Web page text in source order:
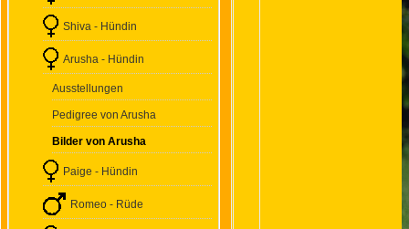
Shiva - Hündin
Arusha - Hündin
Ausstellungen
Pedigree von Arusha
Bilder von Arusha
Paige - Hündin
Romeo - Rüde